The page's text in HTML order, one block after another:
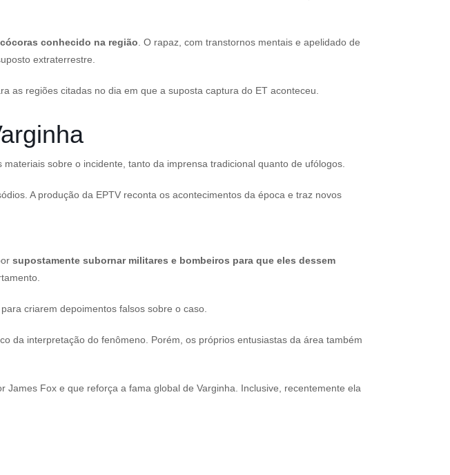
conhecido na região . O rapaz, com transtornos mentais e apelidado de
extraterrestre.
as regiões citadas no dia em que a suposta captura do ET aconteceu.
sobre o incidente, tanto da imprensa tradicional quanto de ufólogos.
A produção da EPTV reconta os acontecimentos da época e traz novos
supostamente subornar militares e bombeiros para que eles dessem
para criarem depoimentos falsos sobre o caso.
da interpretação do fenômeno. Porém, os próprios entusiastas da área também
Fox e que reforça a fama global de Varginha. Inclusive, recentemente ela